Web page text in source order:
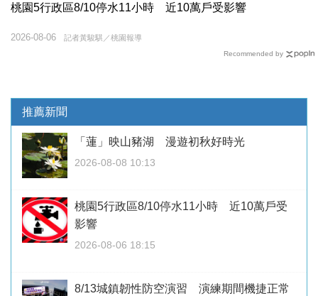
桃園5行政區8/10停水11小時 近10萬戶受影響
記者黃駿騏／桃園報導
2026-08-06
Recommended by
推薦新聞
「蓮」映山豬湖 漫遊初秋好時光
2026-08-08 10:13
桃園5行政區8/10停水11小時 近10萬戶受
影響
2026-08-06 18:15
8/13城鎮韌性防空演習 演練期間機捷正常